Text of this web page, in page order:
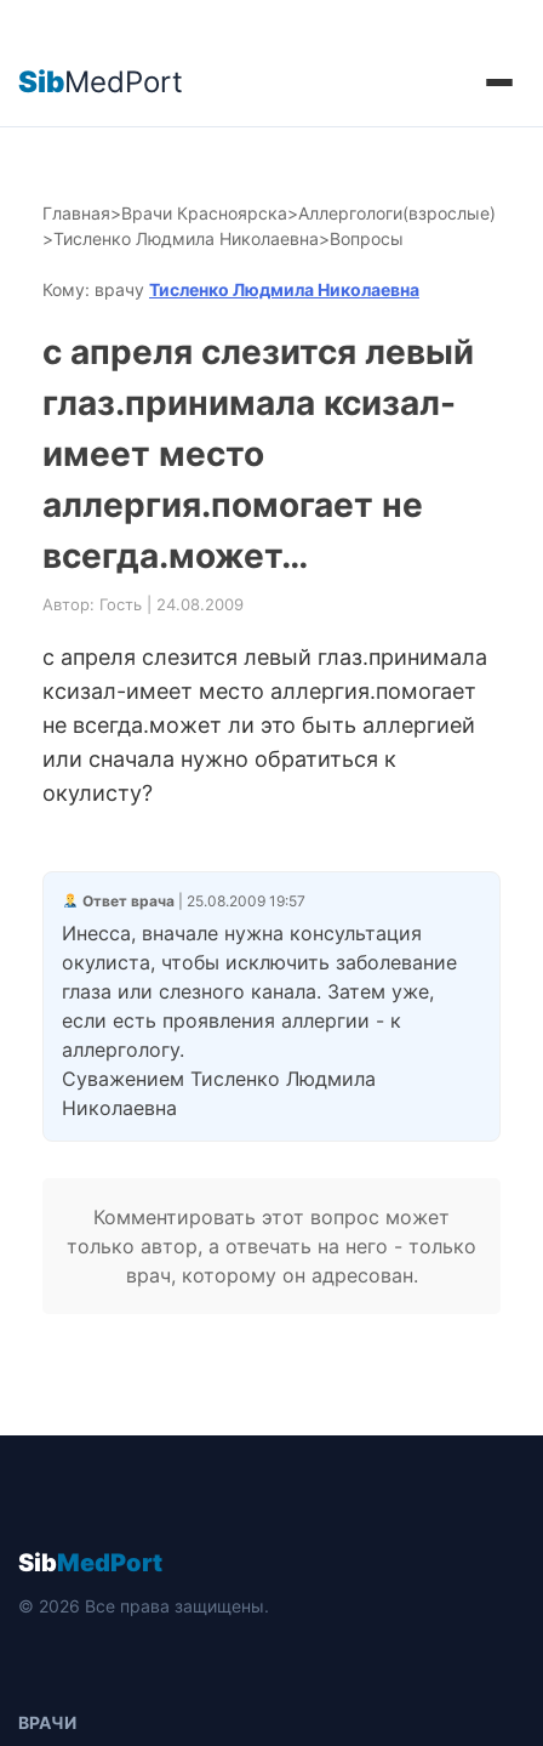
SibMedPort
Главная>Врачи Красноярска>Аллергологи(взрослые)
>Тисленко Людмила Николаевна>Вопросы
Кому: врачу Тисленко Людмила Николаевна
с апреля слезится левый
глаз.принимала ксизал-
имеет место
аллергия.помогает не
всегда.может…
Автор: Гость | 24.08.2009
с апреля слезится левый глаз.принимала
ксизал-имеет место аллергия.помогает
не всегда.может ли это быть аллергией
или сначала нужно обратиться к
окулисту?
Ответ врача| 25.08.2009 19:57
Инесса, вначале нужна консультация
окулиста, чтобы исключить заболевание
глаза или слезного канала. Затем уже,
если есть проявления аллергии - к
аллергологу.
Суважением Тисленко Людмила
Николаевна
Комментировать этот вопрос может
только автор, а отвечать на него - только
врач, которому он адресован.
SibMedPort
© 2026 Все права защищены.
ВРАЧИ